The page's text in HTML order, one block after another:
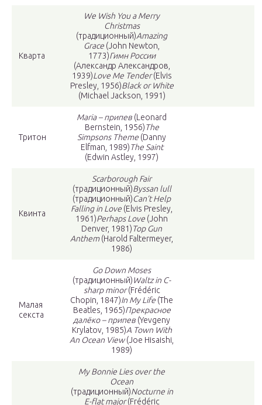
Кварта
We Wish You a Merry
Christmas
(традиционный)Amazing
Grace (John Newton,
1773)Гимн России
(Александр Александров,
1939)Love Me Tender(Elvis
Presley, 1956)Black or White
(Michael Jackson, 1991)
Тритон
Maria – припев (Leonard
Bernstein, 1956)The
Simpsons Theme (Danny
Elfman, 1989)The Saint
(Edwin Astley, 1997)
Квинта
Scarborough Fair
(традиционный)Byssan lull
(традиционный)Can’t Help
Falling in Love (Elvis Presley,
1961)Perhaps Love (John
Denver, 1981)Top Gun
Anthem(Harold Faltermeyer,
1986)
Малая
секста
Go Down Moses
(традиционный)Waltz in C-
sharp minor(Frédéric
Chopin, 1847)In My Life (The
Beatles, 1965)Прекрасное
далёко – припев (Yevgeny
Krylatov, 1985)A Town With
An Ocean View(Joe Hisaishi,
1989)
My Bonnie Lies over the
Ocean
(традиционный)Nocturne in
E-flat major(Frédéric